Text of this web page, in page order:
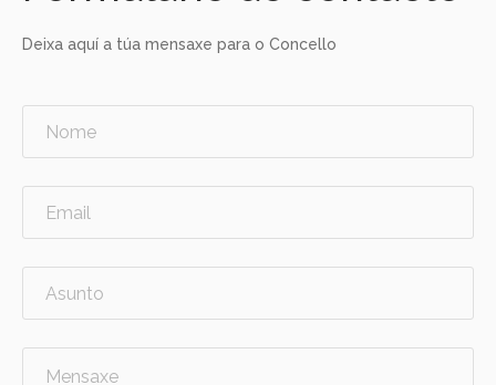
Deixa aquí a túa mensaxe para o Concello